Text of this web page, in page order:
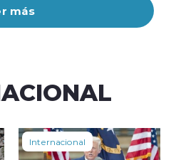
más
Internacional